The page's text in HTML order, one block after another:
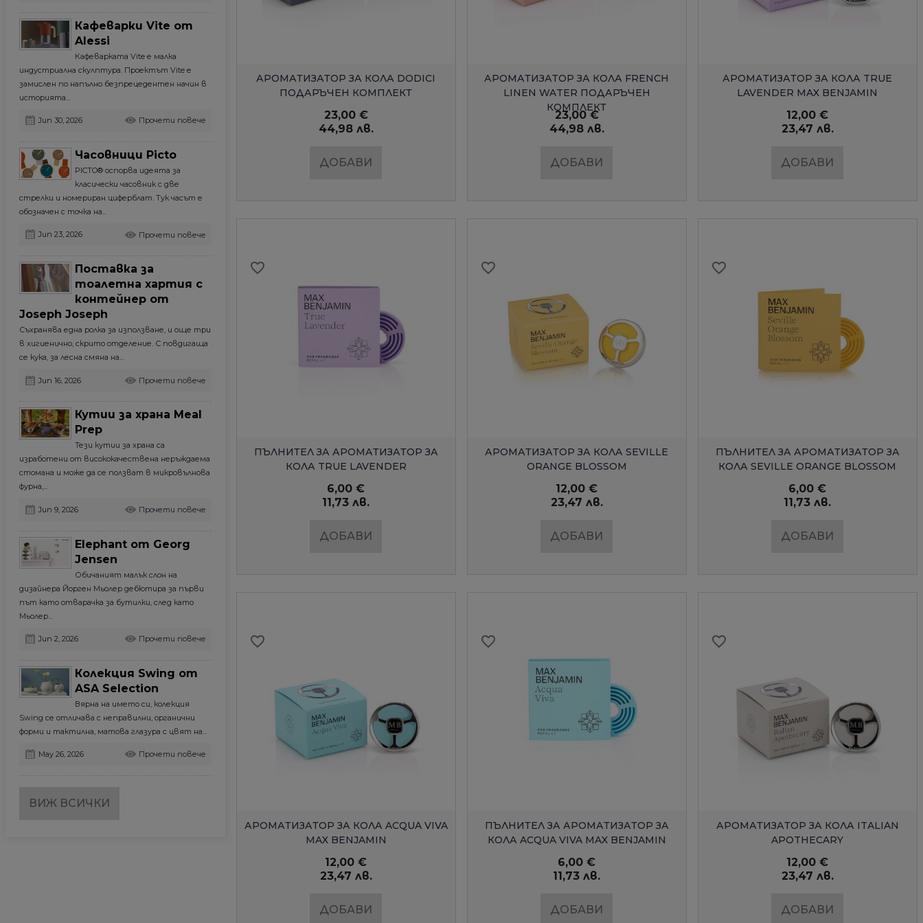
Кафеварки Vite от
Alessi
Кафеварката Vite е малка
индустриална скулптура. Проектът Vite е
замислен по напълно безпрецедентен начин в
историята...
Jun 30, 2026 Прочети повече
Часовници Picto
PICTO® оспорва идеята за
класически часовник с две
стрелки и номериран циферблат. Тук часът е
обозначен с точка на...
Jun 23, 2026 Прочети повече
Поставка за
тоалетна хартия с
контейнер от
Joseph Joseph
Съхранява една ролка за използване, и още три
в хигиенично, скрито отделение. С повдигаща
се кука, за лесна смяна на...
Jun 16, 2026 Прочети повече
Кутии за храна Meal
Prep
Тези кутии за храна са
изработени от висококачествена неръждаема
стомана и може да се ползват в микровълнова
фурна,...
Jun 9, 2026 Прочети повече
Elephant от Georg
Jensen
Обичаният малък слон на
дизайнера Йорген Мьолер дебютира за първи
път като отварачка за бутилки, след като
Мьолер...
Jun 2, 2026 Прочети повече
Колекция Swing от
ASA Selection
Вярна на името си, колекция
Swing се отличава с неправилни, органични
форми и тактилна, матова глазура с цвят на...
May 26, 2026 Прочети повече
ВИЖ ВСИЧКИ
БЪРЗ ПРЕГЛЕД
АРОМАТИЗАТОР ЗА КОЛА DODICI
ПОДАРЪЧЕН КОМПЛЕКТ
23,00 €
44,98 лв.
ДОБАВИ
БЪРЗ ПРЕГЛЕД
АРОМАТИЗАТОР ЗА КОЛА FRENCH
LINEN WATER ПОДАРЪЧЕН
КОМПЛЕКТ
23,00 €
44,98 лв.
ДОБАВИ
БЪРЗ ПРЕГЛЕД
АРОМАТИЗАТОР ЗА КОЛА TRUE
LAVENDER MAX BENJAMIN
12,00 €
23,47 лв.
ДОБАВИ
БЪРЗ ПРЕГЛЕД
ПЪЛНИТЕЛ ЗА АРОМАТИЗАТОР ЗА
КОЛА TRUE LAVENDER
6,00 €
11,73 лв.
ДОБАВИ
favorite_border
БЪРЗ ПРЕГЛЕД
АРОМАТИЗАТОР ЗА КОЛА SEVILLE
ORANGE BLOSSOM
12,00 €
23,47 лв.
ДОБАВИ
favorite_border
БЪРЗ ПРЕГЛЕД
ПЪЛНИТЕЛ ЗА АРОМАТИЗАТОР ЗА
КОЛА SEVILLE ORANGE BLOSSOM
6,00 €
11,73 лв.
ДОБАВИ
favorite_border
БЪРЗ ПРЕГЛЕД
АРОМАТИЗАТОР ЗА КОЛА ACQUA VIVA
MAX BENJAMIN
12,00 €
23,47 лв.
ДОБАВИ
favorite_border
БЪРЗ ПРЕГЛЕД
ПЪЛНИТЕЛ ЗА АРОМАТИЗАТОР ЗА
КОЛА ACQUA VIVA MAX BENJAMIN
6,00 €
11,73 лв.
ДОБАВИ
favorite_border
БЪРЗ ПРЕГЛЕД
АРОМАТИЗАТОР ЗА КОЛА ITALIAN
APOTHECARY
12,00 €
23,47 лв.
ДОБАВИ
favorite_border